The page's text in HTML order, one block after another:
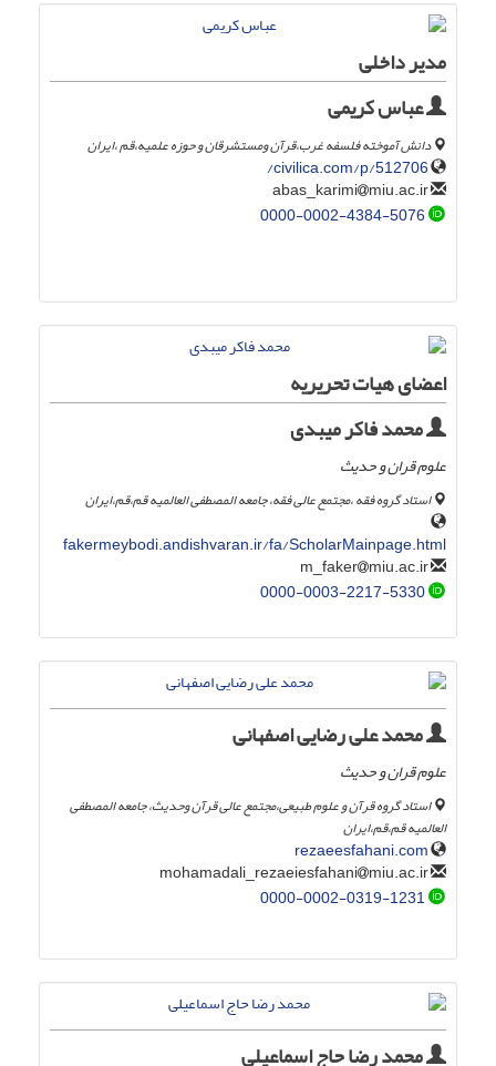
مدیر داخلی
عباس کریمی
دانش آموخته فلسفه غرب،قرآن ومستشرقان و حوزه علمیه،قم ،ایران
civilica.com/p/512706/
miu.ac.ir
0000-0002-4384-5076
اعضای هیات تحریریه
محمد فاکر میبدی
علوم قران و حدیث
استاد گروه فقه ،مجتمع عالی فقه، جامعه المصطفی العالمیه قم،قم،ایران
fakermeybodi.andishvaran.ir/fa/ScholarMainpage.html
miu.ac.ir
0000-0003-2217-5330
محمد علی رضایی اصفهانی
علوم قران و حدیث
استاد گروه قرآن و علوم طبیعی،مجتمع عالی قرآن وحدیث، جامعه المصطفی
العالمیه قم،قم،ایران
rezaeesfahani.com
miu.ac.ir
0000-0002-0319-1231
محمد رضا حاج اسماعیلی